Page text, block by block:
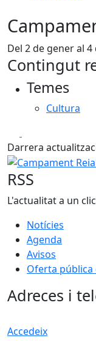
Del 2 de gener al
Contingut
Temes
Cultura
Darrera
Campament Reial
RSS
L'actualitat a un clic
Notícies
Agenda
Avisos
Oferta pública
Adreces i
Accedeix